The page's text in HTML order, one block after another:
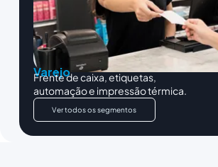
Varejo
Frente de caixa, etiquetas,
automação e impressão térmica.
Ver todos os segmentos